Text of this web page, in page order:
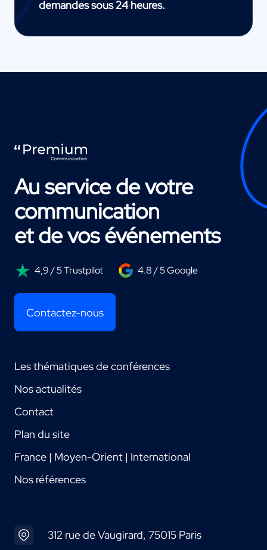
demandes sous 24 heures.
Au service de votre
communication
et de vos événements
4,9 / 5 Trustpilot 4.8 / 5 Google
Contactez-nous
Les thématiques de conférences
Nos actualités
Contact
Plan du site
France | Moyen-Orient | International
Nos références
312 rue de Vaugirard, 75015 Paris